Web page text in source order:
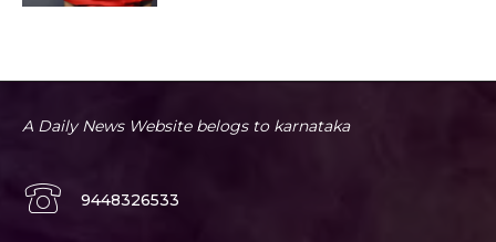
A Daily News Website belogs to karnataka
9448326533